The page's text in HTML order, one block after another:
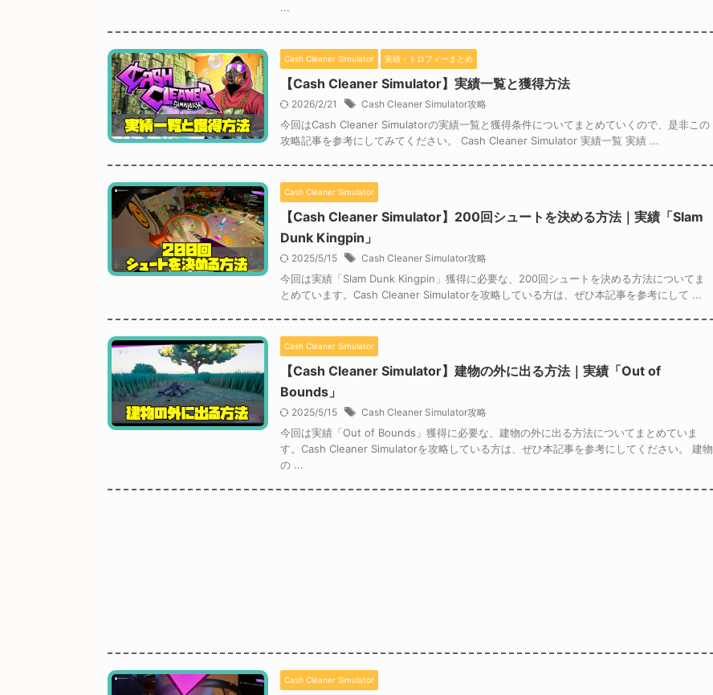
...
Cash Cleaner Simulator 実績・トロフィーまとめ
【Cash Cleaner Simulator】実績一覧と獲得方法
2026/2/21 Cash Cleaner Simulator攻略
今回はCash Cleaner Simulatorの実績一覧と獲得条件についてまとめていくので、是非この
攻略記事を参考にしてみてください。 Cash Cleaner Simulator 実績一覧 実績 ...
Cash Cleaner Simulator
【Cash Cleaner Simulator】200回シュートを決める方法｜実績「Slam
Dunk Kingpin」
2025/5/15 Cash Cleaner Simulator攻略
今回は実績「Slam Dunk Kingpin」獲得に必要な、200回シュートを決める方法についてま
とめています。Cash Cleaner Simulatorを攻略している方は、ぜひ本記事を参考にして ...
Cash Cleaner Simulator
【Cash Cleaner Simulator】建物の外に出る方法｜実績「Out of
Bounds」
2025/5/15 Cash Cleaner Simulator攻略
今回は実績「Out of Bounds」獲得に必要な、建物の外に出る方法についてまとめていま
す。Cash Cleaner Simulatorを攻略している方は、ぜひ本記事を参考にしてください。 建物
の ...
Cash Cleaner Simulator